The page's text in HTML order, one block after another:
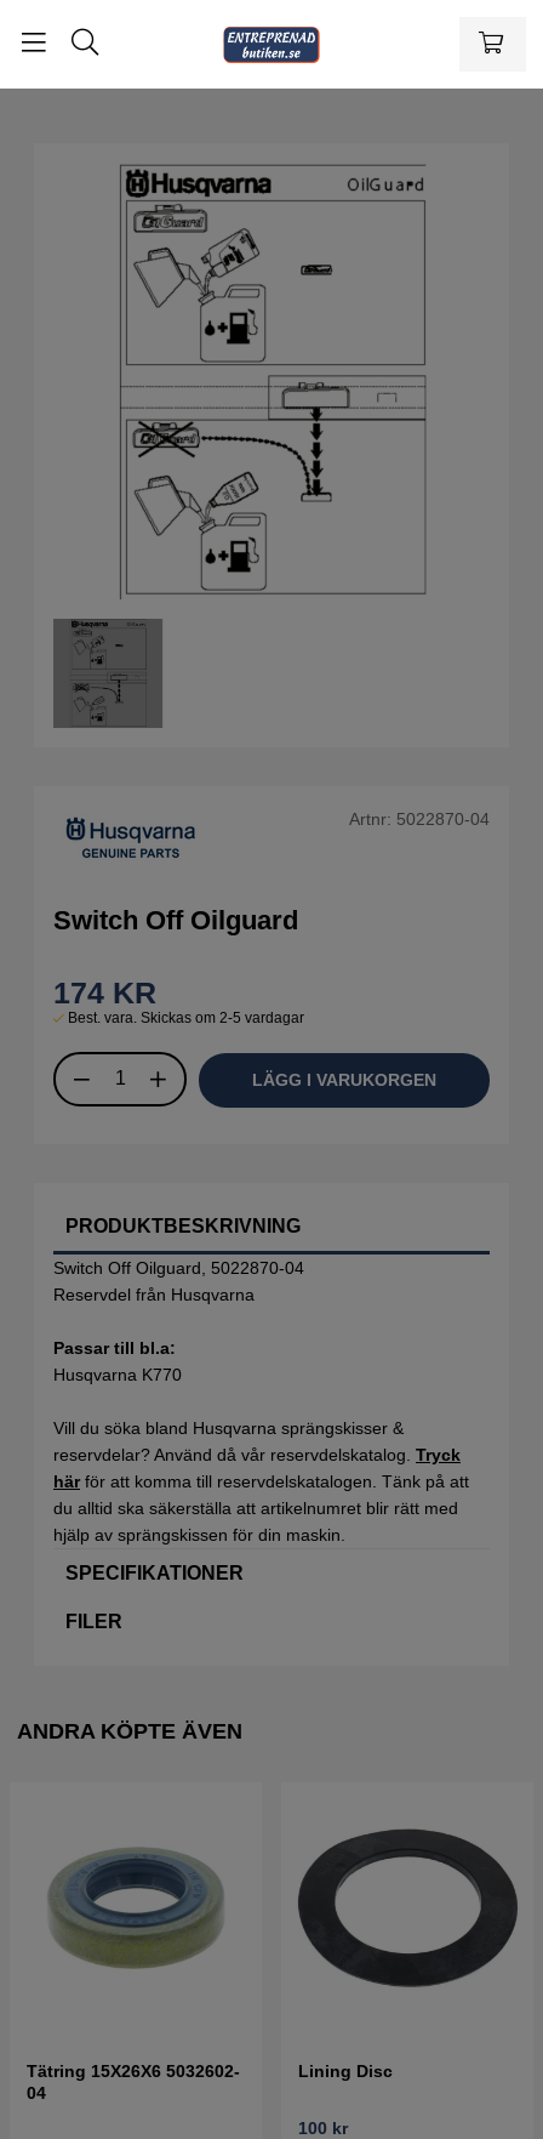
Artnr: 5022870-04
Switch Off Oilguard
174 KR
Best. vara. Skickas om 2-5 vardagar
LÄGG I VARUKORGEN
PRODUKTBESKRIVNING
Switch Off Oilguard, 5022870-04
Reservdel från Husqvarna
Passar till bl.a:
Husqvarna K770
Vill du söka bland Husqvarna sprängskisser &
reservdelar? Använd då vår reservdelskatalog. Tryck
härför att komma till reservdelskatalogen. Tänk på att
du alltid ska säkerställa att artikelnumret blir rätt med
hjälp av sprängskissen för din maskin.
SPECIFIKATIONER
FILER
ANDRA KÖPTE ÄVEN
Tätring 15X26X6 5032602-
04
Lining Disc
100 kr